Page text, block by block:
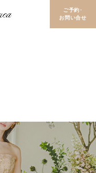
ご予約･
お問い合せ